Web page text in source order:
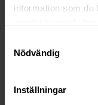
information som du
Nödvändig
Inställningar